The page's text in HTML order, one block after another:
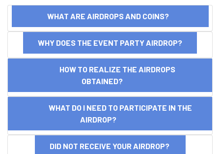
WHAT ARE AIRDROPS AND COINS?
WHY DOES THE EVENT PARTY AIRDROP?
HOW TO REALIZE THE AIRDROPS
OBTAINED?
WHAT DO I NEED TO PARTICIPATE IN THE
AIRDROP?
DID NOT RECEIVE YOUR AIRDROP?